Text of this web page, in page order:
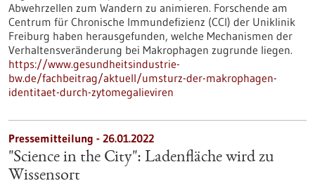
Abwehrzellen zum Wandern zu animieren. Forschende am
Centrum für Chronische Immundefizienz (CCI) der Uniklinik
Freiburg haben herausgefunden, welche Mechanismen der
Verhaltensveränderung bei Makrophagen zugrunde liegen.
https://www.gesundheitsindustrie-
bw.de/fachbeitrag/aktuell/umsturz-der-makrophagen-
identitaet-durch-zytomegalieviren
Pressemitteilung - 26.01.2022
"Science in the City": Ladenfläche wird zu
Wissensort